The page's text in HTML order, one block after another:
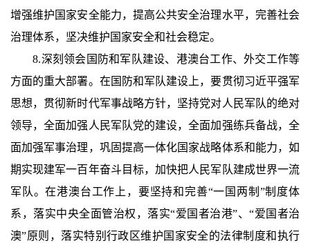
增强维护国家安全能力，提高公共安全治理水平，完善社会
治理体系，坚决维护国家安全和社会稳定。
8.深刻领会国防和军队建设、港澳台工作、外交工作等
方面的重大部署。在国防和军队建设上，要贯彻习近平强军
思想，贯彻新时代军事战略方针，坚持党对人民军队的绝对
领导，全面加强人民军队党的建设，全面加强练兵备战，全
面加强军事治理，巩固提高一体化国家战略体系和能力，如
期实现建军一百年奋斗目标，加快把人民军队建成世界一流
军队。在港澳台工作上，要坚持和完善“一国两制”制度体
系，落实中央全面管治权，落实“爱国者治港”、“爱国者治
澳”原则，落实特别行政区维护国家安全的法律制度和执行